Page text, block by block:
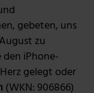
gebeten, uns
zu
den iPhone-
gelegt oder
(WKN: 906866)